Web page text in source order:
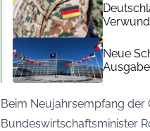
Neue
Beim Neujahrsempfang
Bundeswirtschaftsminister